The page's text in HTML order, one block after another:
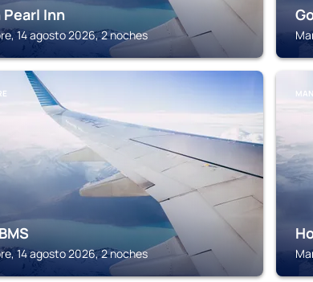
Pearl Inn
14 agosto 2026, 2 noches
14 agosto 2026, 2 noches